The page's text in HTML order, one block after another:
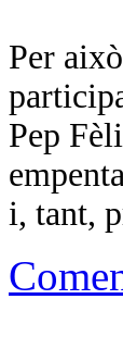
Per
Pep
i, tant,